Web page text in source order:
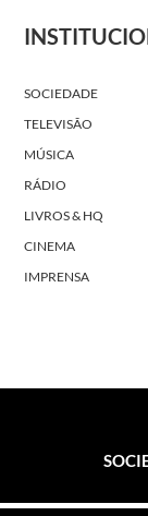
SOCIEDADE
TELEVISÃO
MÚSICA
RÁDIO
LIVROS & HQ
CINEMA
IMPRENSA